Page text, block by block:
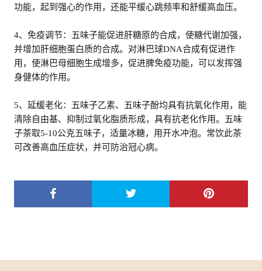
功能，起到强心的作用，还能平缓心跳频率和舒缓高血压。
4、免疫调节：五味子能促进肝糖原的合成，使糖代谢加强，
并增加肝细胞蛋白质的合成。对淋巴球DNA合成有促进作
用，使淋巴母细胞生成增多，促进脾免疫功能，可以发挥强
身健体的作用。
5、延缓老化：五味子乙素、五味子酚均具有抗氧化作用，能
清除自由基、抑制过氧化脂质形成，具有抗老化作用。五味
子茶取5-10公克五味子，适量冰糖，用开水冲泡。常饮此茶
可改善高血压症状，并可防治冠心病。